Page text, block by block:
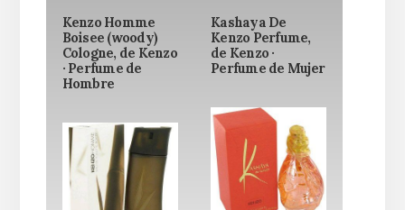
Kenzo Homme
Boisee (woody)
Cologne, de Kenzo
· Perfume de
Hombre
Kashaya De
Kenzo Perfume,
de Kenzo ·
Perfume de Mujer